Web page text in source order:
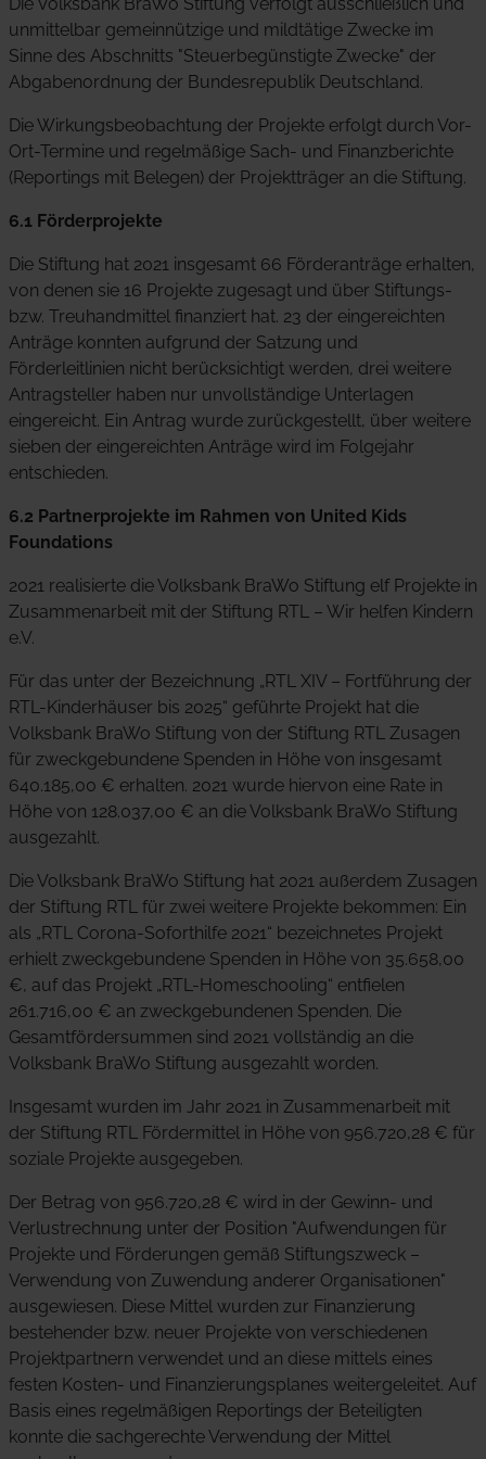
unmittelbar gemeinnützige und mildtätige Zwecke im
Sinne des Abschnitts "Steuerbegünstigte Zwecke" der
Abgabenordnung der Bundesrepublik Deutschland.
Die Wirkungsbeobachtung der Projekte erfolgt durch Vor-
Ort-Termine und regelmäßige Sach- und Finanzberichte
(Reportings mit Belegen) der Projektträger an die Stiftung.
6.1 Förderprojekte
Die Stiftung hat 2021 insgesamt 66 Förderanträge erhalten,
von denen sie 16 Projekte zugesagt und über Stiftungs-
bzw. Treuhandmittel finanziert hat. 23 der eingereichten
Anträge konnten aufgrund der Satzung und
Förderleitlinien nicht berücksichtigt werden, drei weitere
Antragsteller haben nur unvollständige Unterlagen
eingereicht. Ein Antrag wurde zurückgestellt, über weitere
sieben der eingereichten Anträge wird im Folgejahr
entschieden.
6.2 Partnerprojekte im Rahmen von United Kids
Foundations
2021 realisierte die Volksbank BraWo Stiftung elf Projekte in
Zusammenarbeit mit der Stiftung RTL – Wir helfen Kindern
e.V.
Für das unter der Bezeichnung „RTL XIV – Fortführung der
RTL-Kinderhäuser bis 2025“ geführte Projekt hat die
Volksbank BraWo Stiftung von der Stiftung RTL Zusagen
für zweckgebundene Spenden in Höhe von insgesamt
640.185,00 € erhalten. 2021 wurde hiervon eine Rate in
Höhe von 128.037,00 € an die Volksbank BraWo Stiftung
ausgezahlt.
Die Volksbank BraWo Stiftung hat 2021 außerdem Zusagen
der Stiftung RTL für zwei weitere Projekte bekommen: Ein
als „RTL Corona-Soforthilfe 2021“ bezeichnetes Projekt
erhielt zweckgebundene Spenden in Höhe von 35.658,00
€, auf das Projekt „RTL-Homeschooling“ entfielen
261.716,00 € an zweckgebundenen Spenden. Die
Gesamtfördersummen sind 2021 vollständig an die
Volksbank BraWo Stiftung ausgezahlt worden.
Insgesamt wurden im Jahr 2021 in Zusammenarbeit mit
der Stiftung RTL Fördermittel in Höhe von 956.720,28 € für
soziale Projekte ausgegeben.
Der Betrag von 956.720,28 € wird in der Gewinn- und
Verlustrechnung unter der Position "Aufwendungen für
Projekte und Förderungen gemäß Stiftungszweck –
Verwendung von Zuwendung anderer Organisationen"
ausgewiesen. Diese Mittel wurden zur Finanzierung
bestehender bzw. neuer Projekte von verschiedenen
Projektpartnern verwendet und an diese mittels eines
festen Kosten- und Finanzierungsplanes weitergeleitet. Auf
Basis eines regelmäßigen Reportings der Beteiligten
konnte die sachgerechte Verwendung der Mittel